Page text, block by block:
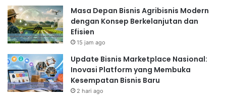
Masa Depan Bisnis Agribisnis Modern
dengan Konsep Berkelanjutan dan
Efisien
15 jam ago
Update Bisnis Marketplace Nasional:
Inovasi Platform yang Membuka
Kesempatan Bisnis Baru
2 hari ago